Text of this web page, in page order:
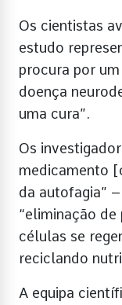
Os cientistas
estudo
procura por
doença
uma cura”.
Os
medicamento
da autofagia”
“eliminação de
células se
reciclando
A equipa